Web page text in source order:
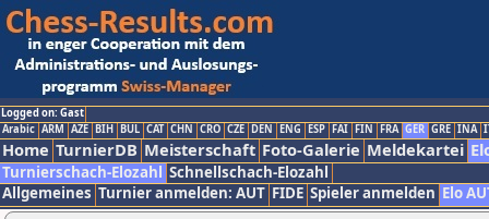
Logged on: Gast
Arabic ARM AZE BIH BUL CAT CHN CRO CZE DEN ENG ESP FAI FIN FRA GER GRE INA
Home TurnierDB Meisterschaft Foto-Galerie Meldekartei
Turnierschach-Elozahl Schnellschach-Elozahl
Allgemeines Turnier anmelden: AUT FIDE Spieler anmelden Elo